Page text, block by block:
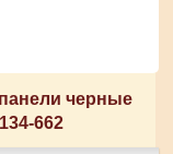
черные
662